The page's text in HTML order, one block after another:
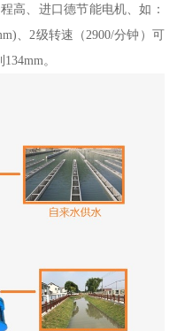
高、进口德节能电机、如：
、2级转速（2900/分钟）可
。